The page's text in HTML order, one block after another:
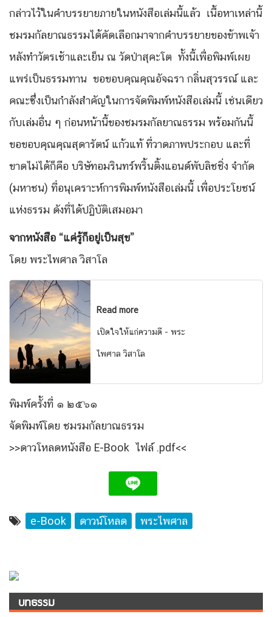
กล่าวไว้ในคำบรรยายภายในหนังสือเล่มนี้แล้ว เนื้อหาเหล่านี้
ชมรมกัลยาณธรรมได้คัดเลือกมาจากคำบรรยายของข้าพเจ้า
หลังทำวัตรเช้าและเย็น ณ วัดป่าสุคะโต ทั้งนี้เพื่อพิมพ์เผย
แพร่เป็นธรรมทาน ขอขอบคุณคุณอัจฉรา กลิ่นสุวรรณ์ และ
คณะซึ่งเป็นกำลังสำคัญในการจัดพิมพ์หนังสือเล่มนี้ เช่นเดียว
กับเล่มอื่น ๆ ก่อนหน้านี้ของชมรมกัลยาณธรรม พร้อมกันนี้
ขอขอบคุณคุณสุดารัตน์ แก้วแท้ ที่วาดภาพประกอบ และที่
ขาดไม่ได้ก็คือ บริษัทอมรินทร์พริ้นติ้งแอนด์พับลิชชิ่ง จำกัด
(มหาชน) ที่อนุเคราะห์การพิมพ์หนังสือเล่มนี้ เพื่อประโยชน์
แห่งธรรม ดังที่ได้ปฏิบัติเสมอมา
จากหนังสือ “แค่รู้ก็อยู่เป็นสุข”
โดย พระไพศาล วิสาโล
Read more
เปิดใจให้แก่ความดี - พระ
ไพศาล วิสาโล
พิมพ์ครั้งที่ ๑ ๒๕๖๑
จัดพิมพ์โดย ชมรมกัลยาณธรรม
>>ดาวโหลดหนังสือ E-Book ไฟล์ .pdf<<
e-Book ดาวน์โหลด พระไพศาล
บทธรรม